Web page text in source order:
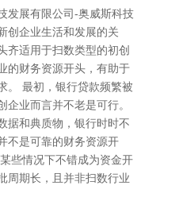
发展有限公司-奥威斯科技
创企业生活和发展的关
齐适用于扫数类型的初创
的财务资源开头，有助于
。 最初，银行贷款频繁被
业而言并不老是可行。
据和典质物，银行时时不
不是可靠的财务资源开
些情况下不错成为资金开
周期长，且并非扫数行业